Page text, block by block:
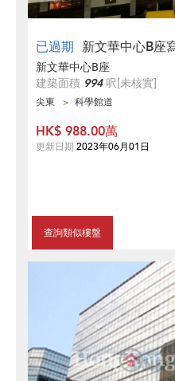
已過期 新文華中心B座
新文華中心B座
建築面積 994呎[未核實]
尖東 科學館道
查詢類似樓盤
HK$ 988.00萬
更新日期 2023年06月01日